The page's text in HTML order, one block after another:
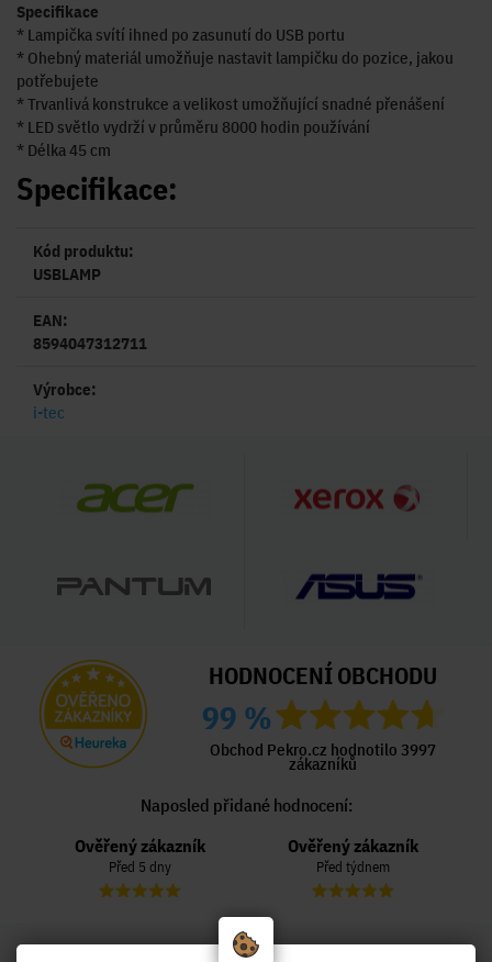
Specifikace
* Lampička svítí ihned po zasunutí do USB portu
* Ohebný materiál umožňuje nastavit lampičku do pozice, jakou
potřebujete
* Trvanlivá konstrukce a velikost umožňující snadné přenášení
* LED světlo vydrží v průměru 8000 hodin používání
* Délka 45 cm
Specifikace:
Kód produktu:
USBLAMP
EAN:
8594047312711
Výrobce:
i-tec
HODNOCENÍ OBCHODU
99 %
Obchod Pekro.cz hodnotilo 3997
zákazníků
Naposled přidané hodnocení:
Ověřený zákazník
Před 5 dny
Ověřený zákazník
Před týdnem